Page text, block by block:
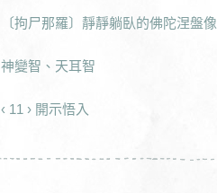
〔拘尸那羅〕靜靜躺臥的佛陀涅盤像
神變智、天耳智
‹ 11 › 開示悟入